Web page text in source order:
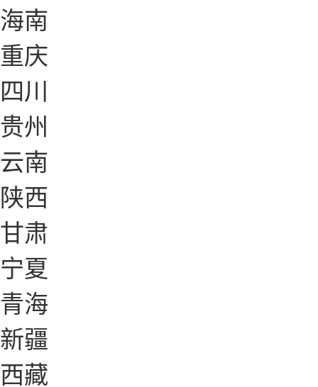
海南
重庆
四川
贵州
云南
陕西
甘肃
宁夏
青海
新疆
西藏